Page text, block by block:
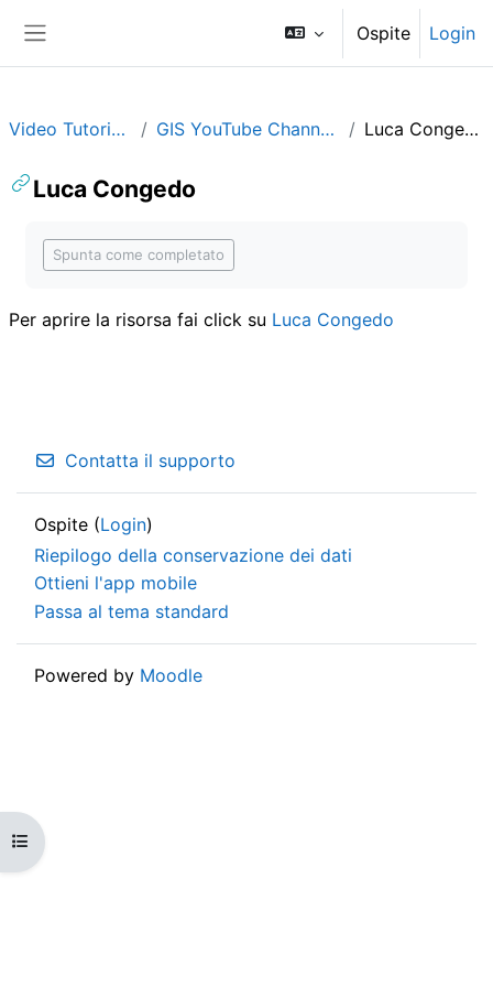
Ospite Login
Apri indice del corso
Video Tutorials GIS YouTube Channels Luca Congedo
Luca Congedo
Spunta come completato
Per aprire la risorsa fai click su Luca Congedo
Contatta il supporto
Ospite (Login)
Riepilogo della conservazione dei dati
Ottieni l'app mobile
Passa al tema standard
Powered by Moodle